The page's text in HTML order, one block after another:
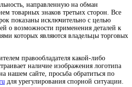
направленную на обман
товарных знаков третьих сторон. Все
показаны исключительно с целью
о возможности применения деталей к
которых являются владельцы торговых
правообладателя какой-либо
наличие изображения логотипа
нашем сайте, просьба обратиться по
для урегулирования спорной ситуации.